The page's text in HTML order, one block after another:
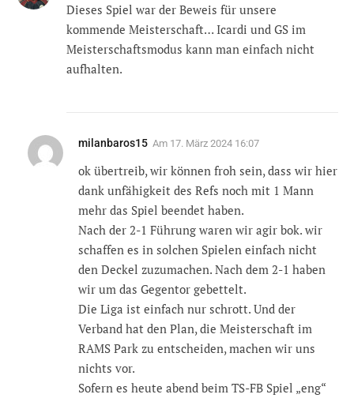
Dieses Spiel war der Beweis für unsere
kommende Meisterschaft… Icardi und GS im
Meisterschaftsmodus kann man einfach nicht
aufhalten.
milanbaros15 Am 17. März 2024 16:07
ok übertreib, wir können froh sein, dass wir hier
dank unfähigkeit des Refs noch mit 1 Mann
mehr das Spiel beendet haben.
Nach der 2-1 Führung waren wir agir bok. wir
schaffen es in solchen Spielen einfach nicht
den Deckel zuzumachen. Nach dem 2-1 haben
wir um das Gegentor gebettelt.
Die Liga ist einfach nur schrott. Und der
Verband hat den Plan, die Meisterschaft im
RAMS Park zu entscheiden, machen wir uns
nichts vor.
Sofern es heute abend beim TS-FB Spiel „eng“